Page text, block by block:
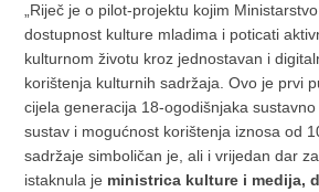
„Riječ je o pilot-projektu kojim
dostupnost kulture mladima i poticati
kulturnom životu kroz jednostavan i
korištenja kulturnih sadržaja. Ovo je prvi
cijela generacija 18-ogodišnjaka
sustav i mogućnost korištenja iznosa od
sadržaje simboličan je, ali i vrijedan dar
istaknula je ministrica kulture i medija,